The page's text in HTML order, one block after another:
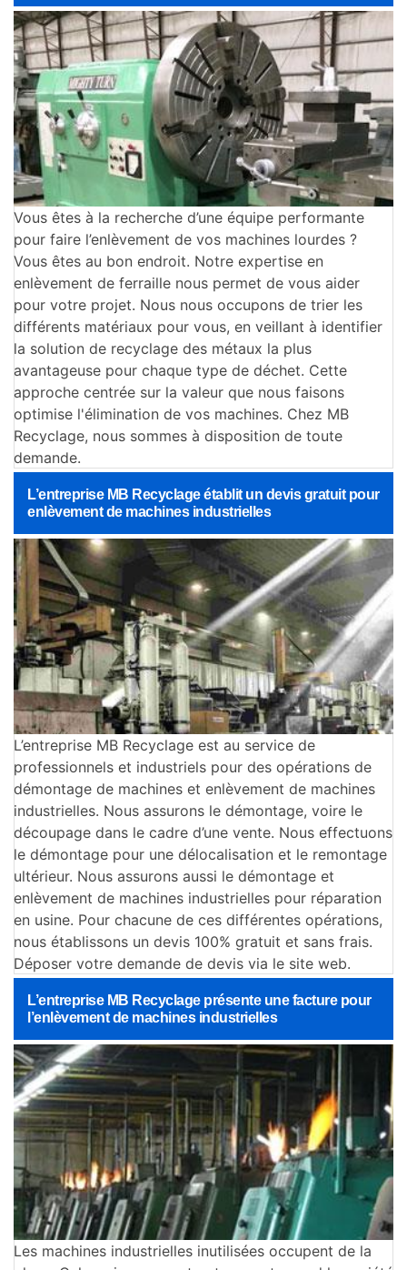
Vous êtes à la recherche d’une équipe performante
pour faire l’enlèvement de vos machines lourdes ?
Vous êtes au bon endroit. Notre expertise en
enlèvement de ferraille nous permet de vous aider
pour votre projet. Nous nous occupons de trier les
différents matériaux pour vous, en veillant à identifier
la solution de recyclage des métaux la plus
avantageuse pour chaque type de déchet. Cette
approche centrée sur la valeur que nous faisons
optimise l'élimination de vos machines. Chez MB
Recyclage, nous sommes à disposition de toute
demande.
L’entreprise MB Recyclage établit un devis gratuit pour
enlèvement de machines industrielles
L’entreprise MB Recyclage est au service de
professionnels et industriels pour des opérations de
démontage de machines et enlèvement de machines
industrielles. Nous assurons le démontage, voire le
découpage dans le cadre d’une vente. Nous effectuons
le démontage pour une délocalisation et le remontage
ultérieur. Nous assurons aussi le démontage et
enlèvement de machines industrielles pour réparation
en usine. Pour chacune de ces différentes opérations,
nous établissons un devis 100% gratuit et sans frais.
Déposer votre demande de devis via le site web.
L’entreprise MB Recyclage présente une facture pour
l’enlèvement de machines industrielles
Les machines industrielles inutilisées occupent de la